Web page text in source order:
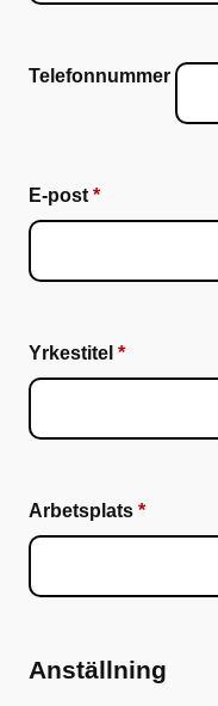
Telefonnummer
E-post
Yrkestitel
Arbetsplats
Anställning